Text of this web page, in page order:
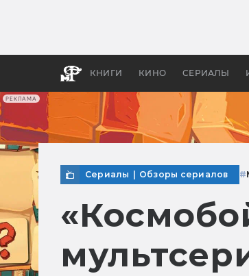
РЕКЛАМА
КНИГИ КИНО СЕРИАЛЫ
Сериалы Обзоры сериалов #